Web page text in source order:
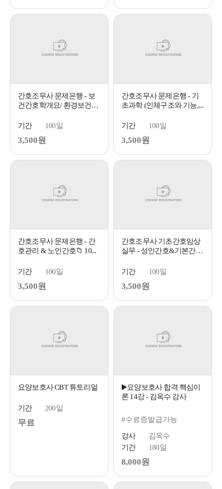
간호조무사 문제은행 - 보
건간호학개요/ 환경보건
기간
100일
3,500원
간호조무사 문제은행 - 기
초과학 (인체구조와 기능,...
기간 100일
3,500원
간호조무사 문제은행 - 간
호관리 & 노인간호📁 10...
기간 100일
3,500원
간호조무사 기초간호임상
실무 - 성인간호&기본간호
기간
100일
3,500원
요양보호사 CBT 튜토리얼
기간 200일
무료
▶️요양보호사 합격 핵심이
론 14강 - 김옥수 강사
#수료증발급가능
강사
김옥수
기간
180일
8,000원